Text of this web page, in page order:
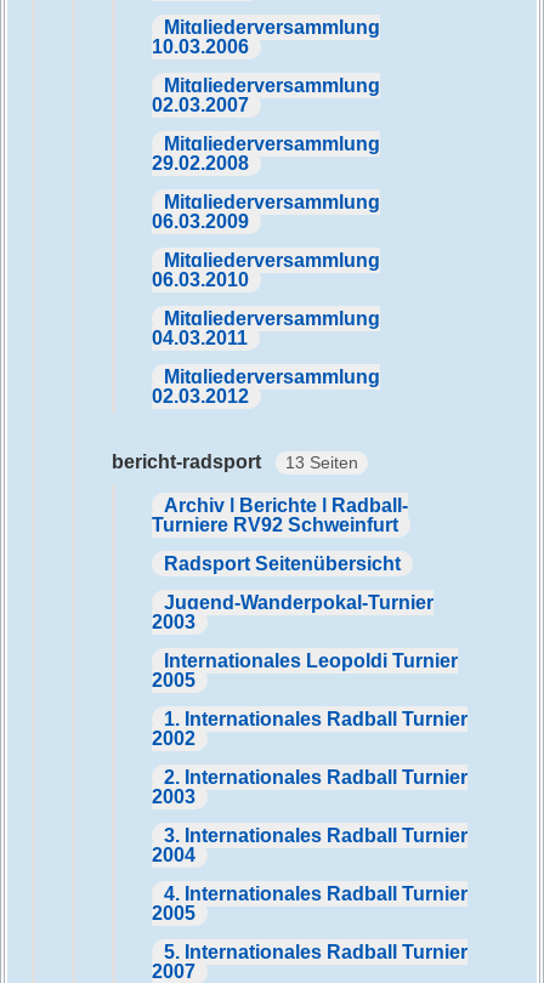
Mitgliederversammlung
10.03.2006
Mitgliederversammlung
02.03.2007
Mitgliederversammlung
29.02.2008
Mitgliederversammlung
06.03.2009
Mitgliederversammlung
06.03.2010
Mitgliederversammlung
04.03.2011
Mitgliederversammlung
02.03.2012
bericht-radsport 13 Seiten
Archiv | Berichte | Radball-
Turniere RV92 Schweinfurt
Radsport Seitenübersicht
Jugend-Wanderpokal-Turnier
2003
Internationales Leopoldi Turnier
2005
1. Internationales Radball Turnier
2002
2. Internationales Radball Turnier
2003
3. Internationales Radball Turnier
2004
4. Internationales Radball Turnier
2005
5. Internationales Radball Turnier
2007